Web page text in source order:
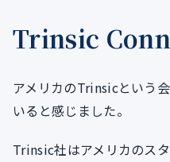
Trinsic
アメリカのTrinsicという
いると感じました。
Trinsic社はアメリカのス